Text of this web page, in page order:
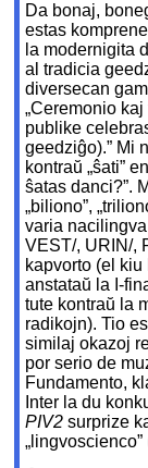
Da bonaj,
estas
la modernigita
al tradicia
diversecan
„Ceremonio
publike
geedziĝo).” Mi
kontraŭ „ŝati”
ŝatas danci?”.
„biliono”,
varia
VEST/, URIN/,
kapvorto (el
anstataŭ la I-
tute kontraŭ la
radikojn). Tio
similaj okazoj
por serio de
Fundamento,
Inter la du
PIV2 surprize